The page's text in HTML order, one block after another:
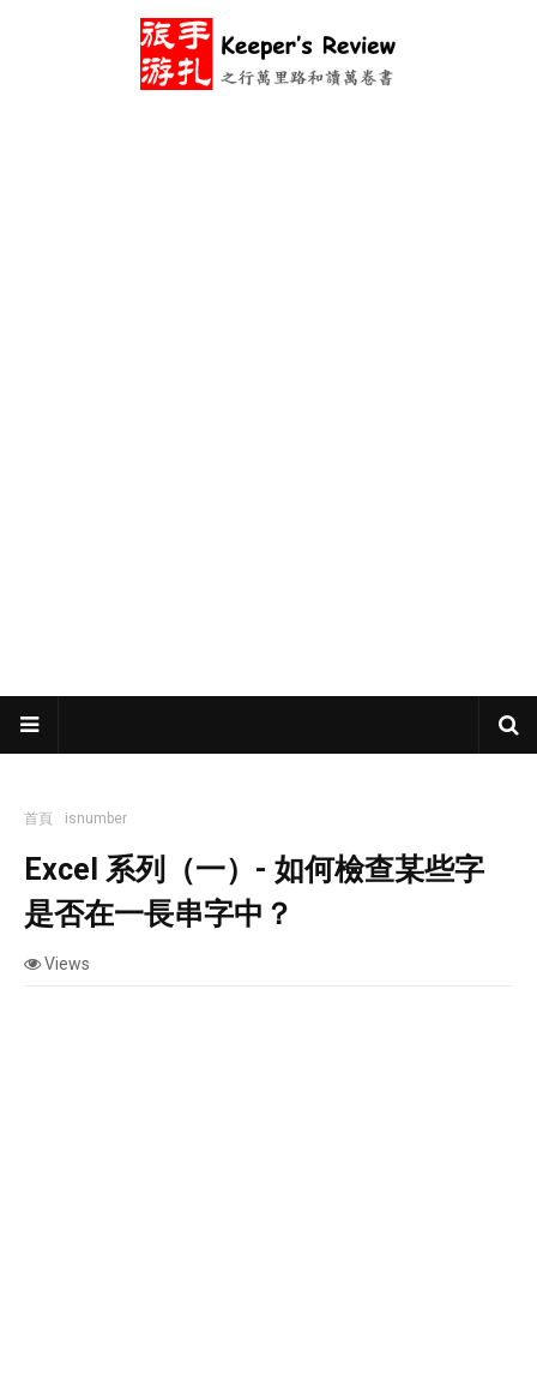
首頁 isnumber
Excel 系列（一）- 如何檢查某些字
是否在一長串字中？
Views